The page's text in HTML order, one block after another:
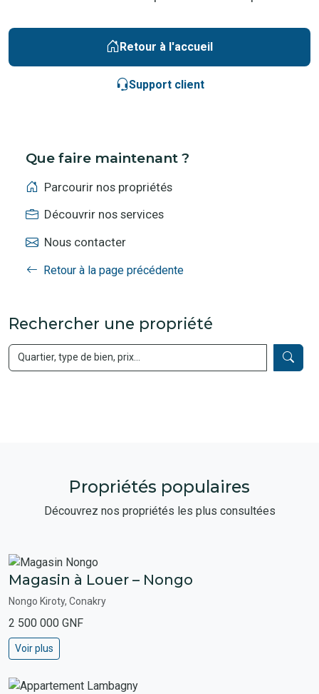
Retour à l'accueil
Support client
Que faire maintenant ?
Parcourir nos propriétés
Découvrir nos services
Nous contacter
Retour à la page précédente
Rechercher une propriété
Propriétés populaires
Découvrez nos propriétés les plus consultées
Magasin à Louer – Nongo
Nongo Kiroty, Conakry
2 500 000 GNF
Voir plus